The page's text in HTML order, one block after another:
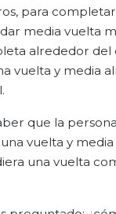
para completar
media vuelta
alrededor del
vuelta y media
que la
vuelta y
una vuelta